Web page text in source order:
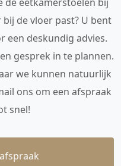
de vloer past? U bent
een deskundig advies.
gesprek in te plannen.
we kunnen natuurlijk
ons om een afspraak
snel!